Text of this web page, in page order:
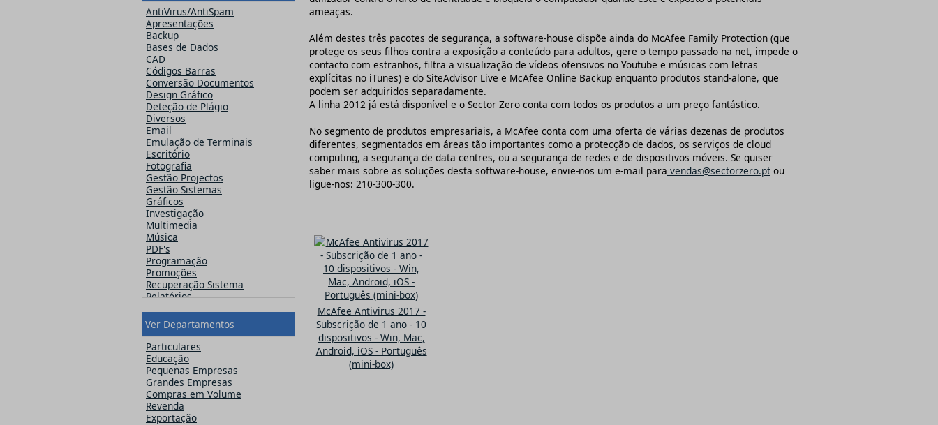
CuteSoft
CZ Solution
DameWare
Datawatch
Devart
DevExpress
ElcomSoft
ESET
Exclaimer
Famatech
Faronics
FinalWire
Flexera
Flipping Book
GFI
Globalscape
IDM Computer Solutions
Incomedia Software
Infacta
Infragistics
iSpring Solutions, Inc.
Jam Software
JetBrains
Kaspersky
Lansweeper
Maxon
MAXQDA - Verbi
McAfee
Microsoft
Navicat
Nero
Netsarang
Network Automation
AntiVirus/AntiSpam
Apresentações
Backup
Bases de Dados
CAD
Códigos Barras
Conversão Documentos
Design Gráfico
Deteção de Plágio
Diversos
Email
Emulação de Terminais
Escritório
Fotografia
Gestão Projectos
Gestão Sistemas
Gráficos
Investigação
Multimedia
Música
PDF's
Programação
Promoções
Recuperação Sistema
Relatórios
Sistemas Operativos
Utilitários
Video
Web Design
Ver Departamentos
Particulares
Educação
Pequenas Empresas
Grandes Empresas
Compras em Volume
Revenda
Exportação
ameaças.
Além destes três pacotes de segurança, a software-house dispõe ainda do McAfee Family Protection (que
protege os seus filhos contra a exposição a conteúdo para adultos, gere o tempo passado na net, impede o
contacto com estranhos, filtra a visualização de vídeos ofensivos no Youtube e músicas com letras
explícitas no iTunes) e do SiteAdvisor Live e McAfee Online Backup enquanto produtos stand-alone, que
podem ser adquiridos separadamente.
A linha 2012 já está disponível e o Sector Zero conta com todos os produtos a um preço fantástico.
No segmento de produtos empresariais, a McAfee conta com uma oferta de várias dezenas de produtos
diferentes, segmentados em áreas tão importantes como a protecção de dados, os serviços de cloud
computing, a segurança de data centres, ou a segurança de redes e de dispositivos móveis. Se quiser
saber mais sobre as soluções desta software-house, envie-nos um e-mail para vendas@sectorzero.pt ou
ligue-nos: 210-300-300.
McAfee Antivirus 2017 -
Subscrição de 1 ano - 10
dispositivos - Win, Mac,
Android, iOS - Português
(mini-box)